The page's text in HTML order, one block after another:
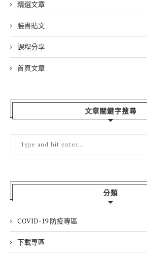
精選文章
臉書貼文
課程分享
首頁文章
文章關鍵字搜尋
分類
COVID-19 防疫專區
下載專區